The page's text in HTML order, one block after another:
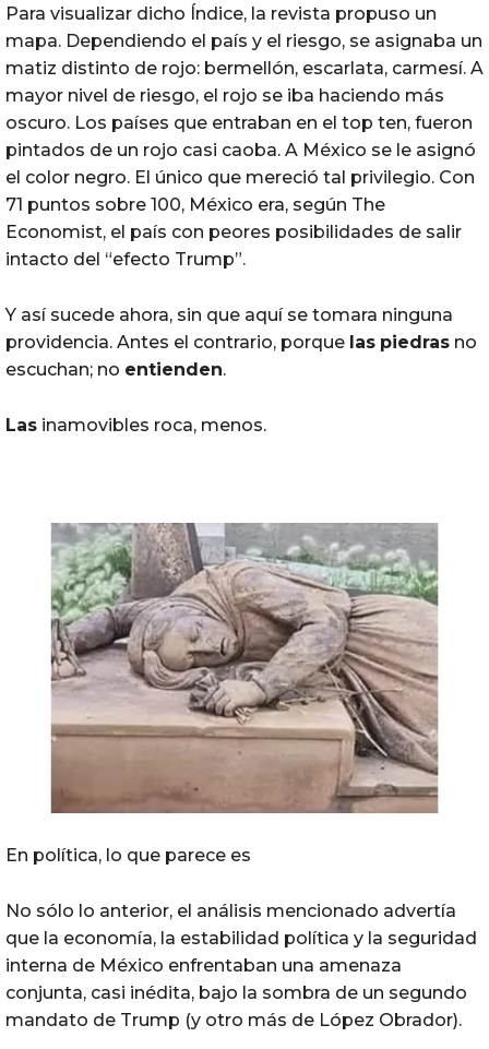
Para visualizar dicho Índice, la revista propuso un
mapa. Dependiendo el país y el riesgo, se asignaba un
matiz distinto de rojo: bermellón, escarlata, carmesí. A
mayor nivel de riesgo, el rojo se iba haciendo más
oscuro. Los países que entraban en el top ten, fueron
pintados de un rojo casi caoba. A México se le asignó
el color negro. El único que mereció tal privilegio. Con
71 puntos sobre 100, México era, según The
Economist, el país con peores posibilidades de salir
intacto del “efecto Trump”.
Y así sucede ahora, sin que aquí se tomara ninguna
providencia. Antes el contrario, porque las piedras no
escuchan; no entienden.
Las inamovibles roca, menos.
En política, lo que parece es
No sólo lo anterior, el análisis mencionado advertía
que la economía, la estabilidad política y la seguridad
interna de México enfrentaban una amenaza
conjunta, casi inédita, bajo la sombra de un segundo
mandato de Trump (y otro más de López Obrador).